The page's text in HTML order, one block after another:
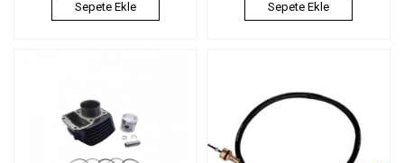
Sepete Ekle Sepete Ekle